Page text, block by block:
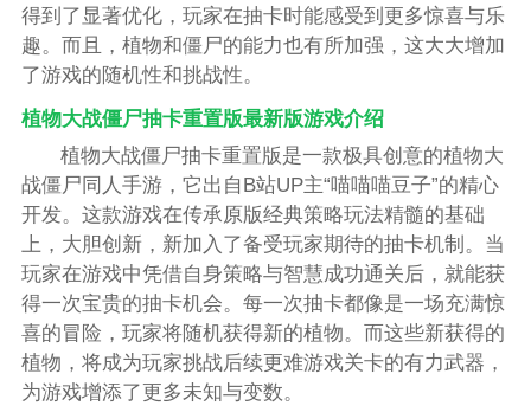
得到了显著优化，玩家在抽卡时能感受到更多惊喜与乐
趣。而且，植物和僵尸的能力也有所加强，这大大增加
了游戏的随机性和挑战性。
植物大战僵尸抽卡重置版最新版游戏介绍
植物大战僵尸抽卡重置版是一款极具创意的植物大
战僵尸同人手游，它出自B站UP主“喵喵喵豆子”的精心
开发。这款游戏在传承原版经典策略玩法精髓的基础
上，大胆创新，新加入了备受玩家期待的抽卡机制。当
玩家在游戏中凭借自身策略与智慧成功通关后，就能获
得一次宝贵的抽卡机会。每一次抽卡都像是一场充满惊
喜的冒险，玩家将随机获得新的植物。而这些新获得的
植物，将成为玩家挑战后续更难游戏关卡的有力武器，
为游戏增添了更多未知与变数。